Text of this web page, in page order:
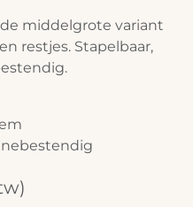
de middelgrote variant
restjes. Stapelbaar,